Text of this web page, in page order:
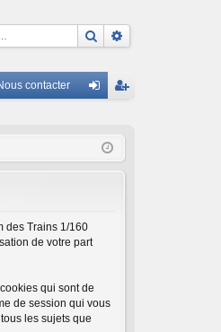
Rechercher
R contacter
cri
des Trains 1/160
de votre part
qui sont de
de session qui vous
les sujets que